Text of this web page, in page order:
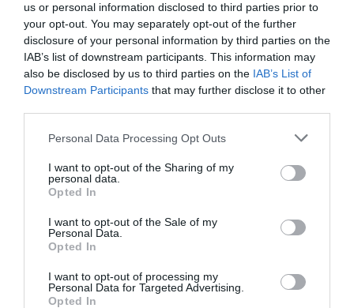
us or personal information disclosed to third parties prior to
your opt-out. You may separately opt-out of the further
disclosure of your personal information by third parties on the
IAB’s list of downstream participants. This information may
also be disclosed by us to third parties on the IAB’s List of
Downstream Participants that may further disclose it to other
Please note that this website/app uses one or more Google
not limited to your visit or usage behaviour. You may click to
grant or deny consent to Google and its third-party tags to
use your data for below specified purposes in below Google
consent section.
Personal Data Processing Opt Outs
I want to opt-out of the Sharing of my
personal data.
Opted In
I want to opt-out of the Sale of my
Personal Data.
Opted In
I want to opt-out of processing my
Personal Data for Targeted Advertising.
Opted In